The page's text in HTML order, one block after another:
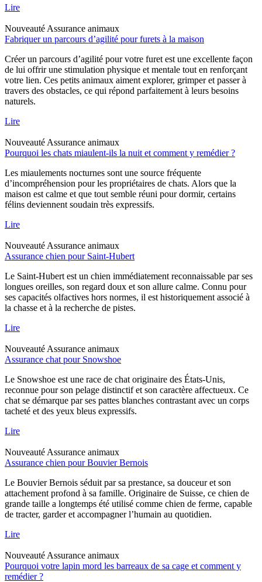
Lire
Nouveauté Assurance animaux
Fabriquer un parcours d’agilité pour furets à la maison
Créer un parcours d’agilité pour votre furet est une excellente façon
de lui offrir une stimulation physique et mentale tout en renforçant
votre lien. Ces petits animaux aiment explorer, grimper et passer à
travers des obstacles, ce qui répond parfaitement à leurs besoins
naturels.
Lire
Nouveauté Assurance animaux
Pourquoi les chats miaulent-ils la nuit et comment y remédier ?
Les miaulements nocturnes sont une source fréquente
d’incompréhension pour les propriétaires de chats. Alors que la
maison est calme et que tout semble réuni pour dormir, certains
félins deviennent soudain très expressifs.
Lire
Nouveauté Assurance animaux
Assurance chien pour Saint-Hubert
Le Saint-Hubert est un chien immédiatement reconnaissable par ses
longues oreilles, son regard doux et son allure calme. Connu pour
ses capacités olfactives hors normes, il est historiquement associé à
la chasse et à la recherche de pistes.
Lire
Nouveauté Assurance animaux
Assurance chat pour Snowshoe
Le Snowshoe est une race de chat originaire des États-Unis,
reconnue pour son pelage distinctif et son caractère affectueux. Ce
chat se démarque par ses pattes blanches contrastant avec un corps
tacheté et des yeux bleus expressifs.
Lire
Nouveauté Assurance animaux
Assurance chien pour Bouvier Bernois
Le Bouvier Bernois séduit par sa prestance, sa douceur et son
attachement profond à sa famille. Originaire de Suisse, ce chien de
grande taille a longtemps été utilisé comme chien de ferme, capable
de tracter, garder et accompagner l’humain au quotidien.
Lire
Nouveauté Assurance animaux
Pourquoi votre lapin mord les barreaux de sa cage et comment y
remédier ?